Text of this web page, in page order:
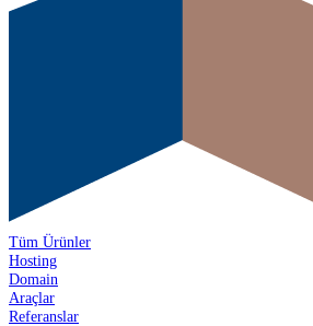
Tüm Ürünler
Hosting
Domain
Araçlar
Referanslar